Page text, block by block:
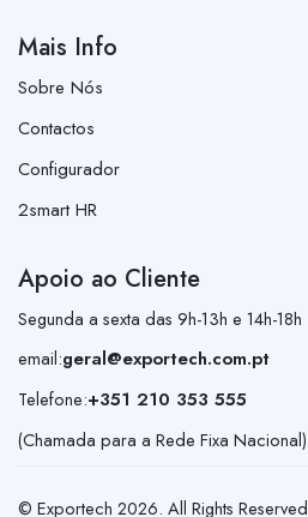
Mais Info
Sobre Nós
Contactos
Configurador
2smart HR
Apoio ao Cliente
Segunda a sexta das 9h-13h e 14h-18h
email:geral@exportech.com.pt
Telefone:+351 210 353 555
(Chamada para a Rede Fixa Nacional)
© Exportech 2026. All Rights Reserved